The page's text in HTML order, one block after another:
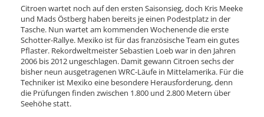
Citroen wartet noch auf den ersten Saisonsieg, doch Kris Meeke
und Mads Östberg haben bereits je einen Podestplatz in der
Tasche. Nun wartet am kommenden Wochenende die erste
Schotter-Rallye. Mexiko ist für das französische Team ein gutes
Pflaster. Rekordweltmeister Sebastien Loeb war in den Jahren
2006 bis 2012 ungeschlagen. Damit gewann Citroen sechs der
bisher neun ausgetragenen WRC-Läufe in Mittelamerika. Für die
Techniker ist Mexiko eine besondere Herausforderung, denn
die Prüfungen finden zwischen 1.800 und 2.800 Metern über
Seehöhe statt.